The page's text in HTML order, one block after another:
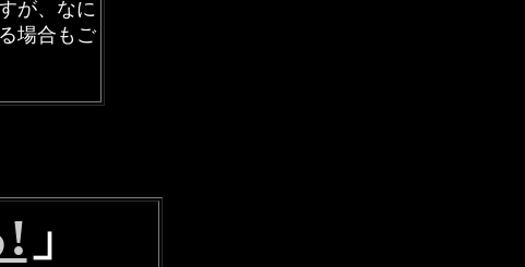
が、なに
場合もご
」